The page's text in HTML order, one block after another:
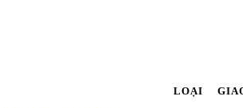
LOẠI